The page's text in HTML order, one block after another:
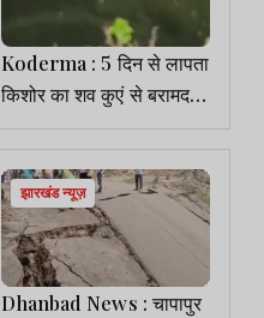
Koderma : 5 दिन से लापता
किशोर का शव कुएं से बरामद,
जांच में जुटी पुलिस
झारखंड न्यूज़
Dhanbad News : चापापुर